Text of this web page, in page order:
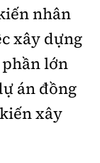
nhân
xây dựng
lớn
án đồng
xây